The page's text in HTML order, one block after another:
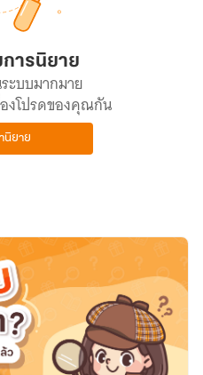
ารนิยาย
ะบบมากมาย
งโปรดของคุณกัน
นิยาย